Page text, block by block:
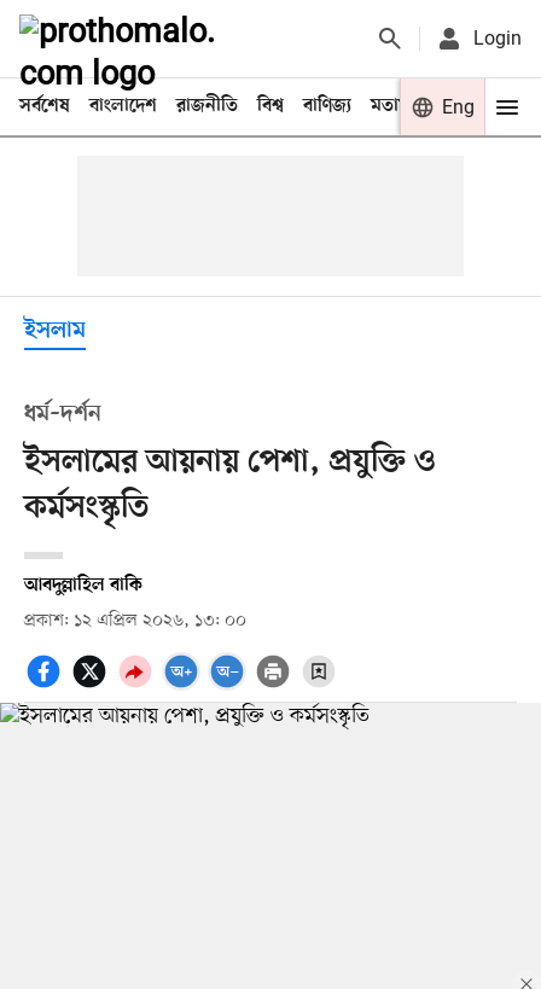
Login
সর্বশেষ বাংলাদেশ রাজনীতি বিশ্ব বাণিজ্য মতামত খেলা
Eng
ইসলাম
ধর্ম–দর্শন
ইসলামের আয়নায় পেশা, প্রযুক্তি ও
কর্মসংস্কৃতি
আবদুল্লাহিল বাকি
প্রকাশ: ১২ এপ্রিল ২০২৬, ১৩: ০০